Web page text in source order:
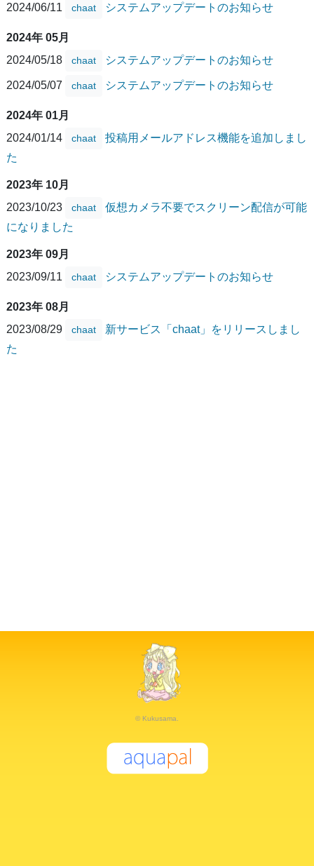
2024/06/11
chaat システムアップデートのお知らせ
2024年 05月
2024/05/18
chaat システムアップデートのお知らせ
2024/05/07 chaat システムアップデートのお知らせ
2024年 01月
2024/01/14
chaat
投稿用メールアドレス機能を追加しまし
た
2023年 10月
2023/10/23
chaat
仮想カメラ不要でスクリーン配信が可能
になりました
2023年 09月
2023/09/11
chaat システムアップデートのお知らせ
2023年 08月
2023/08/29
chaat
新サービス「chaat」をリリースしまし
た
© Kukusama.